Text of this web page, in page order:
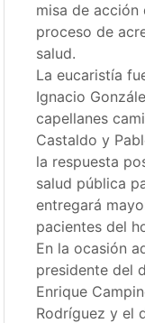
misa de
proceso de
salud.
La eucaristía
Ignacio
capellanes
Castaldo y
la respuesta
salud pública
entregará
pacientes del
En la ocasión
presidente del
Enrique
Rodríguez y el